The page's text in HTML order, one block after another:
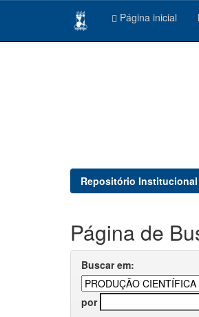
Página inicial
Repositório Institucional
Página de
Buscar em:
por